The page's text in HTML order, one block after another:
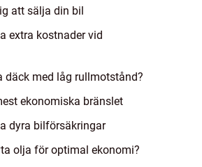
att sälja din bil
extra kostnader vid
däck med låg rullmotstånd?
ekonomiska bränslet
dyra bilförsäkringar
olja för optimal ekonomi?